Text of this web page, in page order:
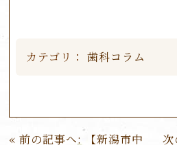
カテゴリ： 歯科コラム
投前の記事へ: 【新潟市中 次